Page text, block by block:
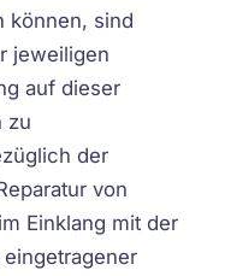
können, sind
jeweiligen
auf dieser
zu
der
von
Einklang mit der